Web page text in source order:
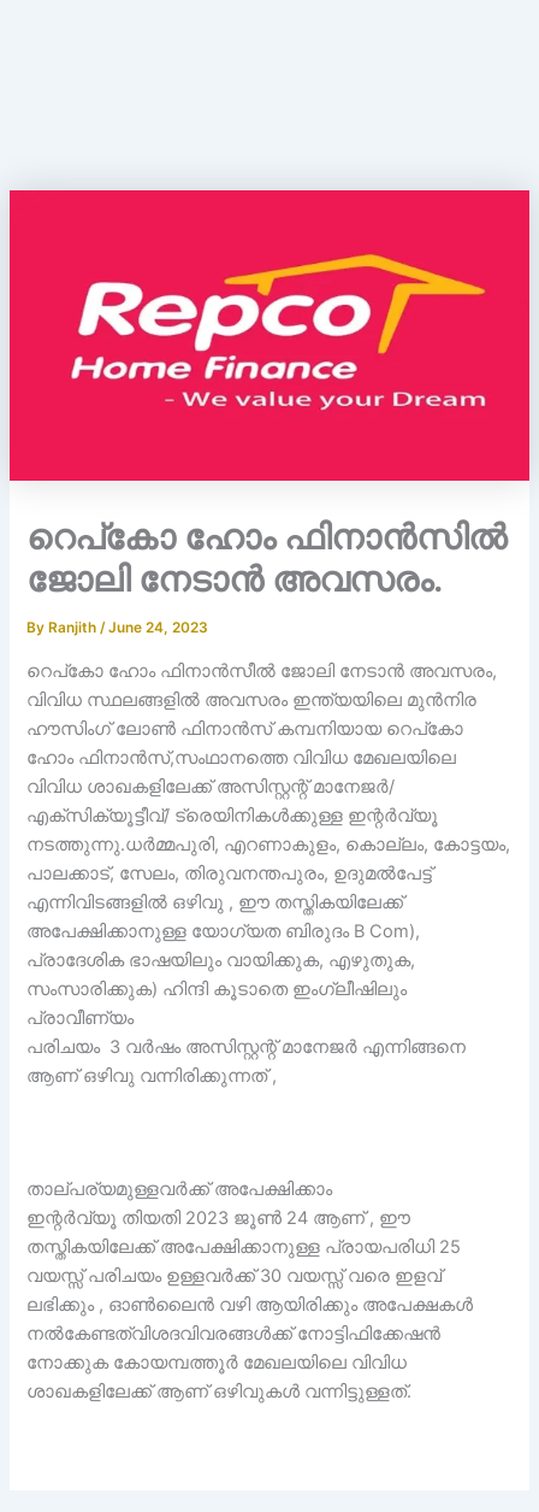
റെപ്‌കോ ഹോം ഫിനാൻസിൽ
ജോലി നേടാൻ അവസരം.
By Ranjith/June 24, 2023
റെപ്‌കോ ഹോം ഫിനാൻസീൽ ജോലി നേടാൻ അവസരം,
വിവിധ സ്ഥലങ്ങളിൽ അവസരം ഇന്ത്യയിലെ മുൻനിര
ഹൗസിംഗ് ലോൺ ഫിനാൻസ് കമ്പനിയായ റെപ്‌കോ
ഹോം ഫിനാൻസ്,സംഥാനത്തെ വിവിധ മേഖലയിലെ
വിവിധ ശാഖകളിലേക്ക് അസിസ്റ്റന്റ് മാനേജർ/
എക്‌സിക്യൂട്ടീവ്/ ട്രെയിനികൾക്കുള്ള ഇന്റർവ്യൂ
നടത്തുന്നു.ധർമ്മപുരി, എറണാകുളം, കൊല്ലം, കോട്ടയം,
പാലക്കാട്, സേലം, തിരുവനന്തപുരം, ഉദുമൽപേട്ട്
എന്നിവിടങ്ങളിൽ ഒഴിവു , ഈ തസ്തികയിലേക്ക്
അപേക്ഷിക്കാനുള്ള യോഗ്യത ബിരുദം B Com),
പ്രാദേശിക ഭാഷയിലും വായിക്കുക, എഴുതുക,
സംസാരിക്കുക) ഹിന്ദി കൂടാതെ ഇംഗ്ലീഷിലും
പ്രാവീണ്യം
പരിചയം 3 വർഷം അസിസ്റ്റന്റ് മാനേജർ എന്നിങ്ങനെ
ആണ് ഒഴിവു വന്നിരിക്കുന്നത് ,
താല്പര്യമുള്ളവർക്ക് അപേക്ഷിക്കാം
ഇന്റർവ്യൂ തിയതി 2023 ജൂൺ 24 ആണ് , ഈ
തസ്തികയിലേക്ക് അപേക്ഷിക്കാനുള്ള പ്രായപരിധി 25
വയസ്സ്‌ പരിചയം ഉള്ളവർക്ക് 30 വയസ്സ്‌ വരെ ഇളവ്
ലഭിക്കും , ഓൺലൈൻ വഴി ആയിരിക്കും അപേക്ഷകൾ
നൽകേണ്ടത്വിശദവിവരങ്ങൾക്ക് നോട്ടിഫിക്കേഷൻ
നോക്കുക കോയമ്പത്തൂർ മേഖലയിലെ വിവിധ
ശാഖകളിലേക്ക് ആണ് ഒഴിവുകൾ വന്നിട്ടുള്ളത്.